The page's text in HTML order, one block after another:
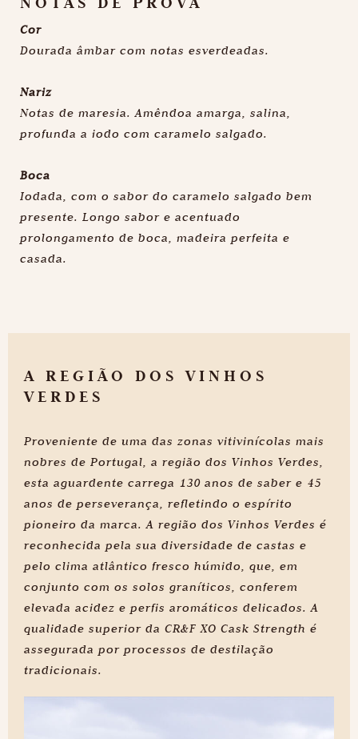
Cor
Dourada âmbar com notas esverdeadas.
Nariz
Notas de maresia. Amêndoa amarga, salina,
profunda a iodo com caramelo salgado.
Boca
Iodada, com o sabor do caramelo salgado bem
presente. Longo sabor e acentuado
prolongamento de boca, madeira perfeita e
casada.
A REGIÃO DOS VINHOS
VERDES
Proveniente de uma das zonas vitivinícolas mais
nobres de Portugal, a região dos Vinhos Verdes,
esta aguardente carrega 130 anos de saber e 45
anos de perseverança, refletindo o espírito
pioneiro da marca. A região dos Vinhos Verdes é
reconhecida pela sua diversidade de castas e
pelo clima atlântico fresco húmido, que, em
conjunto com os solos graníticos, conferem
elevada acidez e perfis aromáticos delicados. A
qualidade superior da CR&F XO Cask Strength é
assegurada por processos de destilação
tradicionais.